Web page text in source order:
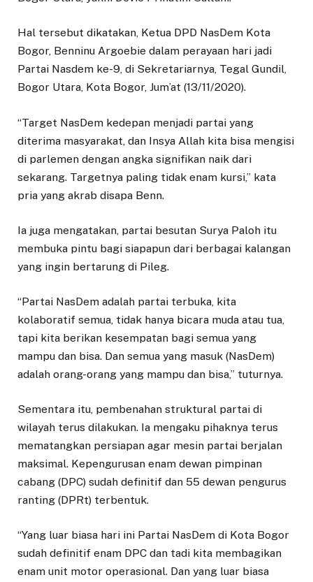
Hal tersebut dikatakan, Ketua DPD NasDem Kota
Bogor, Benninu Argoebie dalam perayaan hari jadi
Partai Nasdem ke-9, di Sekretariarnya, Tegal Gundil,
Bogor Utara, Kota Bogor, Jum’at (13/11/2020).
“Target NasDem kedepan menjadi partai yang
diterima masyarakat, dan Insya Allah kita bisa mengisi
di parlemen dengan angka signifikan naik dari
sekarang. Targetnya paling tidak enam kursi,” kata
pria yang akrab disapa Benn.
Ia juga mengatakan, partai besutan Surya Paloh itu
membuka pintu bagi siapapun dari berbagai kalangan
yang ingin bertarung di Pileg.
“Partai NasDem adalah partai terbuka, kita
kolaboratif semua, tidak hanya bicara muda atau tua,
tapi kita berikan kesempatan bagi semua yang
mampu dan bisa. Dan semua yang masuk (NasDem)
adalah orang-orang yang mampu dan bisa,” tuturnya.
Sementara itu, pembenahan struktural partai di
wilayah terus dilakukan. Ia mengaku pihaknya terus
mematangkan persiapan agar mesin partai berjalan
maksimal. Kepengurusan enam dewan pimpinan
cabang (DPC) sudah definitif dan 55 dewan pengurus
ranting (DPRt) terbentuk.
“Yang luar biasa hari ini Partai NasDem di Kota Bogor
sudah definitif enam DPC dan tadi kita membagikan
enam unit motor operasional. Dan yang luar biasa